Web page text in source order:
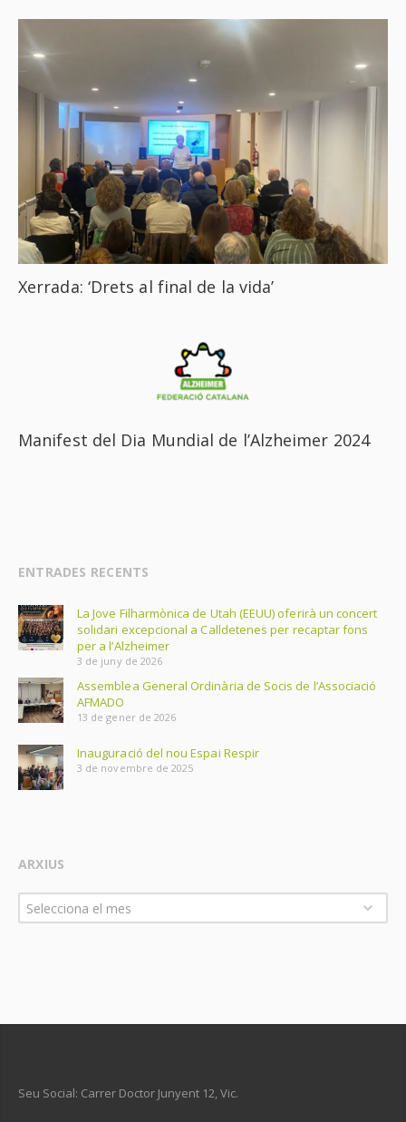
Xerrada: ‘Drets al final de la vida’
Manifest del Dia Mundial de l’Alzheimer 2024
ENTRADES RECENTS
La Jove Filharmònica de Utah (EEUU) oferirà un concert
solidari excepcional a Calldetenes per recaptar fons
per a l’Alzheimer
3 de juny de 2026
Assemblea General Ordinària de Socis de l’Associació
AFMADO
13 de gener de 2026
Inauguració del nou Espai Respir
3 de novembre de 2025
ARXIUS
Arxius
Selecciona el mes
Seu Social: Carrer Doctor Junyent 12, Vic.